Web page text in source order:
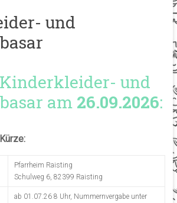
und
und
am 26.09.2026:
Pfarrheim Raisting
Schulweg 6, 82399 Raisting
ab 01.07.26 8 Uhr, Nummernvergabe unter